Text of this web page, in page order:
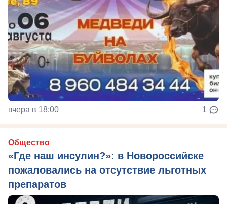
вчера в 18:00 1
Общество
«Где наш инсулин?»: в Новороссийске
пожаловались на отсутствие льготных
препаратов